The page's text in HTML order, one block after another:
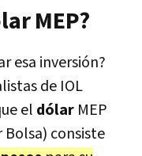
MEP?
esa inversión?
de IOL
el dólar MEP
consiste